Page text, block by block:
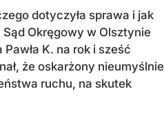
dotyczyła sprawa i jak
Okręgowy w Olsztynie
Pawła K. na rok i sześć
że oskarżony nieumyślnie
ruchu, na skutek